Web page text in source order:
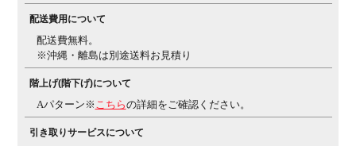
法人日本オフィス家具協会(JOIFA)規定に基づく※詳し
くは
よる返品・交換は承れない場合がございます
組み立て 現地組立品
立て作業を行います)
備考 ・ポスチャーサポートシート
配送費用について
配送費無料。
※沖縄・離島は別途送料お見積り
階上げ(階下げ)について
Aパターン※ こちらの詳細をご確認ください。
引き取りサービスについて